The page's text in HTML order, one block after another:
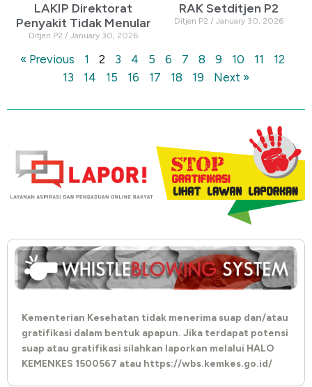
LAKIP Direktorat
Penyakit Tidak Menular
Ditjen P2 January 30, 2026
RAK Setditjen P2
Ditjen P2 January 30, 2026
« Previous 1 2 3 4 5 6 7 8 9 10 11
12
13
14 15 16 17 18 19 Next »
Kementerian Kesehatan tidak menerima suap dan/atau
gratifikasi dalam bentuk apapun. Jika terdapat potensi
suap atau gratifikasi silahkan laporkan melalui HALO
KEMENKES 1500567 atau https://wbs.kemkes.go.id/